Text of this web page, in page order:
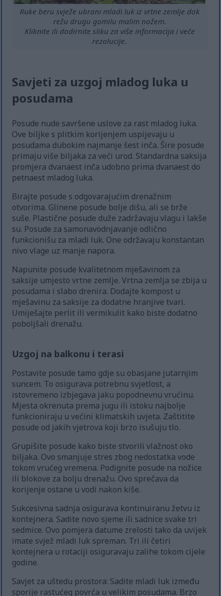
Ruke beru svježe ubrani mladi luk iz vrtne zemlje dok
režu drugu gomilu malim nožem.
Kliknite ili dodirnite sliku za više informacija i veće
rezolucije.
Savjeti za uzgoj mladog luka u
posudama
Posude nude savršene uslove za rast mladog luka.
Ove biljke s plitkim korijenjem uspijevaju u
posudama dubokim najmanje šest inča. Šire posude
primaju više biljaka za veći urod. Standardna saksija
promjera dvanaest inča udobno prima dvanaest do
petnaest mladog luka.
Birajte posude s odgovarajućim drenažnim
otvorima. Glinene posude bolje dišu, ali se brže
suše. Plastične posude duže zadržavaju vlagu i lakše
su. Posude za samonavodnjavanje odlično
funkcionišu za mladi luk. One održavaju konstantan
nivo vlage uz manje napora.
Napunite posude kvalitetnom mješavinom za
saksije umjesto vrtne zemlje. Vrtna zemlja se zbija u
posudama i slabo drenira. Dodajte kompost u
mješavinu za saksije za dodatne hranjive tvari.
Umiješajte perlit ili vermikulit kako biste dodatno
poboljšali drenažu.
Uzgoj na balkonu i terasi
Postavite posude tamo gdje su obasjane jutarnjim
suncem. To osigurava potrebnu svjetlost, a
istovremeno izbjegava jaku popodnevnu vrućinu.
Mjesta okrenuta prema jugu ili istoku najbolje
funkcioniraju u većini klimatskih uvjeta. Zaštitite
posude od jakih vjetrova koji brzo isušuju tlo.
Grupišite posude kako biste stvorili vlažnost oko
biljaka. Ovo smanjuje stres zbog nedostatka vode
tokom vrućeg vremena. Podignite posude na nožice
ili blokove za bolju drenažu. Ovo sprečava da
korijenje ostane u vodi nakon kiše.
Sukcesivna sadnja osigurava kontinuiranu žetvu iz
kontejnera. Sadite novo sjeme ili sadnice svake tri
sedmice. Ovo pomjera datume zrelosti tako da uvijek
imate svjež mladi luk spreman. Tri ili četiri
kontejnera u rotaciji osiguravaju zalihe tokom cijele
godine.
Savjet za uštedu prostora: Sadite mladi luk između
sporije rastućeg povrća u velikim posudama. Brzo